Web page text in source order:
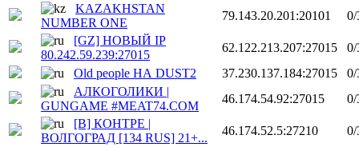
KAZAKHSTAN
NUMBER ONE
79.143.20.201:20101
0/
[GZ] НОВЫЙ IP
80.242.59.239:27015
62.122.213.207:27015
0/
Old people НА DUST2
37.230.137.184:27015
0/
АЛКОГОЛИКИ |
GUNGAME #MEAT74.COM
46.174.54.92:27015
0/
[В] КОНТРЕ |
ВОЛГОГРАД [134 RUS] 21+...
46.174.52.5:27210
0/